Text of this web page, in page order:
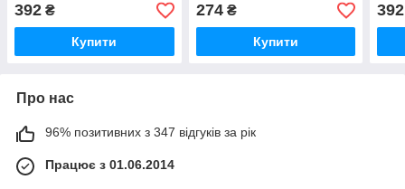
392 ₴
Купити
274₴
Купити
392
Про нас
96% позитивних з 347 відгуків за рік
Працює з 01.06.2014